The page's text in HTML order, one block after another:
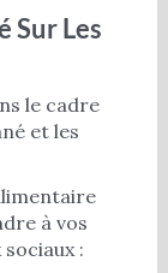
Sur Les
le cadre
et les
à vos
: